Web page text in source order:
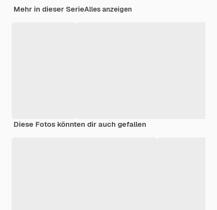
Mehr in dieser SerieAlles anzeigen
Diese Fotos könnten dir auch gefallen